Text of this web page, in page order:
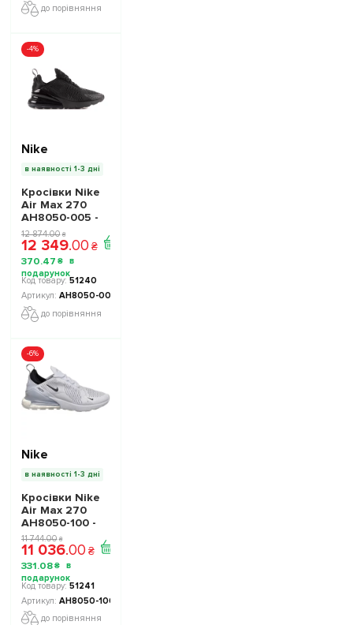
до порівняння
-4%
Nike
в наявності 1-3 дні
Кросівки Nike
Air Max 270
AH8050-005 -
Офіційна
Продукція
12 874.00 ₴
12 349.00 ₴
370.47 ₴
51240
AH8050-005
до порівняння
-6%
Nike
в наявності 1-3 дні
Кросівки Nike
Air Max 270
AH8050-100 -
Офіційна
Продукція
11 744.00 ₴
11 036.00 ₴
331.08 ₴
51241
AH8050-100
до порівняння